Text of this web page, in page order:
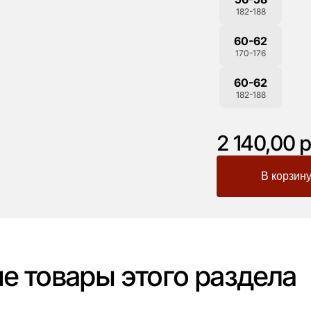
182-188
60-62
170-176
60-62
182-188
2 140,00
товары этого раздела